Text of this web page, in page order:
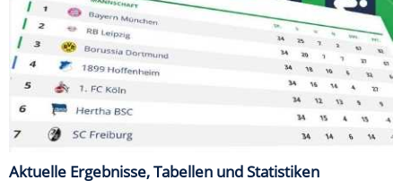
Aktuelle Ergebnisse, Tabellen und Statistiken